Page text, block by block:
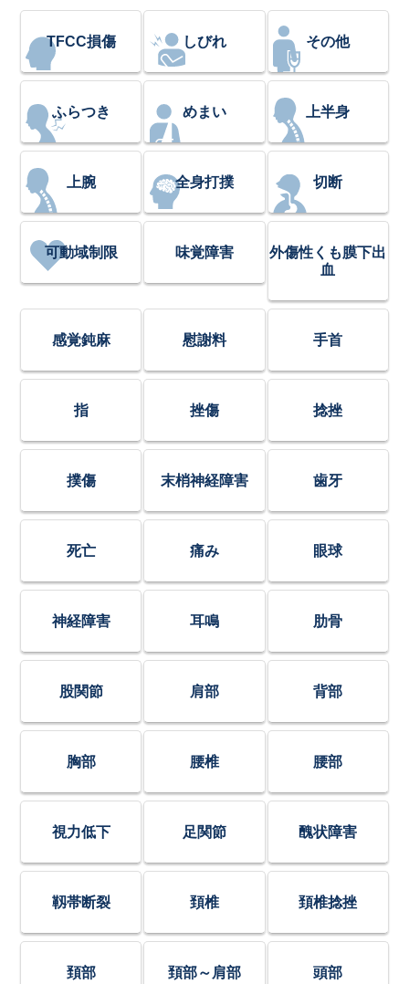
TFCC損傷 しびれ その他
ふらつき めまい 上半身
上腕 全身打撲 切断
可動域制限 味覚障害
外傷性くも膜下出
血
感覚鈍麻 慰謝料 手首
指 挫傷 捻挫
撲傷 末梢神経障害 歯牙
死亡 痛み 眼球
神経障害 耳鳴 肋骨
股関節 肩部 背部
胸部 腰椎 腰部
視力低下 足関節 醜状障害
靱帯断裂 頚椎 頚椎捻挫
頚部 頚部～肩部 頭部